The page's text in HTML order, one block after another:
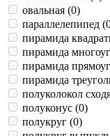
овальная (0)
параллелепипед (
пирамида
пирамида
пирамида
пирамида
полуколокол
полуконус (0)
полукруг (0)